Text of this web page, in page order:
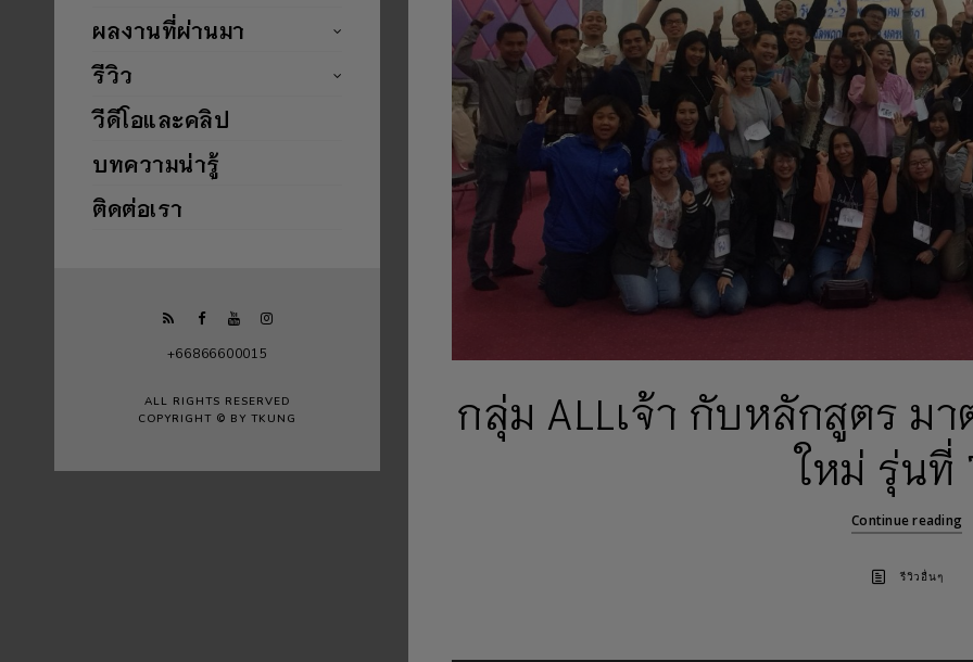
ผลงานที่ผ่านมา
รีวิว
วีดีโอและคลิป
บทความน่ารู้
ติดต่อเรา
+66866600015
ALL RIGHTS RESERVED
COPYRIGHT © BY TKUNG
กลุ่ม ALLเจ้า กับหลักสูตร ม
ใหม่ รุ่นที่
Continue reading
รีวิวอื่นๆ